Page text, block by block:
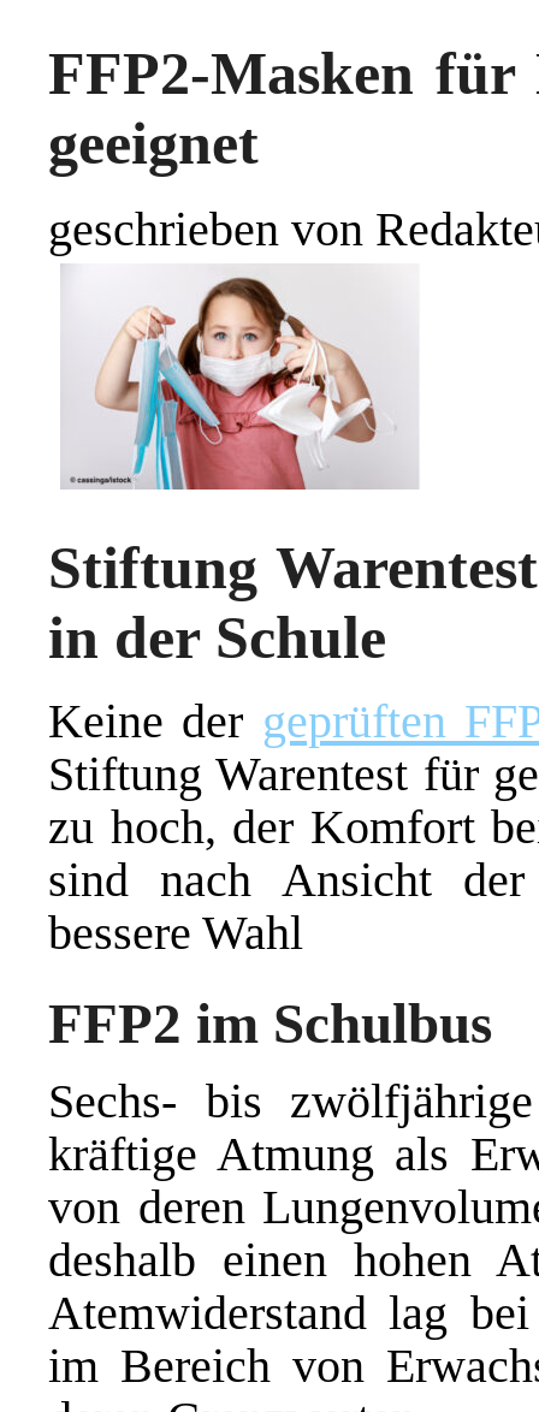
FFP2-Masken
geeignet
geschrieben von
Stiftung
in der Schule
Keine der geprüften
Stiftung Warentest für
zu hoch, der Komfort
sind nach Ansicht
bessere Wahl
FFP2 im Schulbus
Sechs- bis
kräftige Atmung als
von deren
deshalb einen hohen
Atemwiderstand lag
im Bereich von